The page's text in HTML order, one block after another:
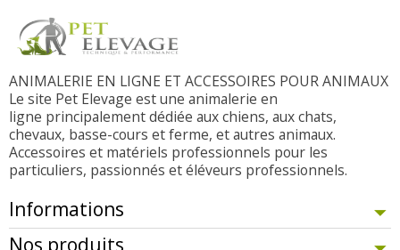
ANIMALERIE EN LIGNE ET ACCESSOIRES POUR ANIMAUX
Le site Pet Elevage est une animalerie en
ligne principalement dédiée aux chiens, aux chats,
chevaux, basse-cours et ferme, et autres animaux.
Accessoires et matériels professionnels pour les
particuliers, passionnés et éléveurs professionnels.
Informations
Nos produits